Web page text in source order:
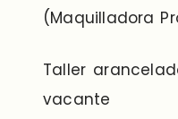
(Maquilladora
Taller
vacante